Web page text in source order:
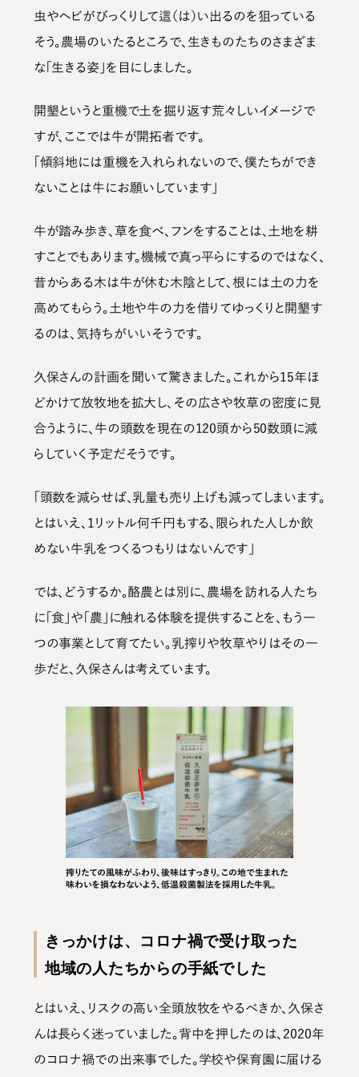
虫やヘビがびっくりして這（は）い出るのを狙っている
そう。農場のいたるところで、生きものたちのさまざま
な「生きる姿」を目にしました。
開墾というと重機で土を掘り返す荒々しいイメージで
すが、ここでは牛が開拓者です。
「傾斜地には重機を入れられないので、僕たちができ
ないことは牛にお願いしています」
牛が踏み歩き、草を食べ、フンをすることは、土地を耕
すことでもあります。機械で真っ平らにするのではなく、
昔からある木は牛が休む木陰として、根には土の力を
高めてもらう。土地や牛の力を借りてゆっくりと開墾す
るのは、気持ちがいいそうです。
久保さんの計画を聞いて驚きました。これから15年ほ
どかけて放牧地を拡大し、その広さや牧草の密度に見
合うように、牛の頭数を現在の120頭から50数頭に減
らしていく予定だそうです。
「頭数を減らせば、乳量も売り上げも減ってしまいます。
とはいえ、1リットル何千円もする、限られた人しか飲
めない牛乳をつくるつもりはないんです」
では、どうするか。酪農とは別に、農場を訪れる人たち
に「食」や「農」に触れる体験を提供することを、もう一
つの事業として育てたい。乳搾りや牧草やりはその一
歩だと、久保さんは考えています。
搾りたての風味がふわり、後味はすっきり。この地で生まれた
味わいを損なわないよう、低温殺菌製法を採用した牛乳。
きっかけは、コロナ禍で受け取った
地域の人たちからの手紙でした
とはいえ、リスクの高い全頭放牧をやるべきか、久保さ
んは長らく迷っていました。背中を押したのは、2020年
のコロナ禍での出来事でした。学校や保育園に届ける